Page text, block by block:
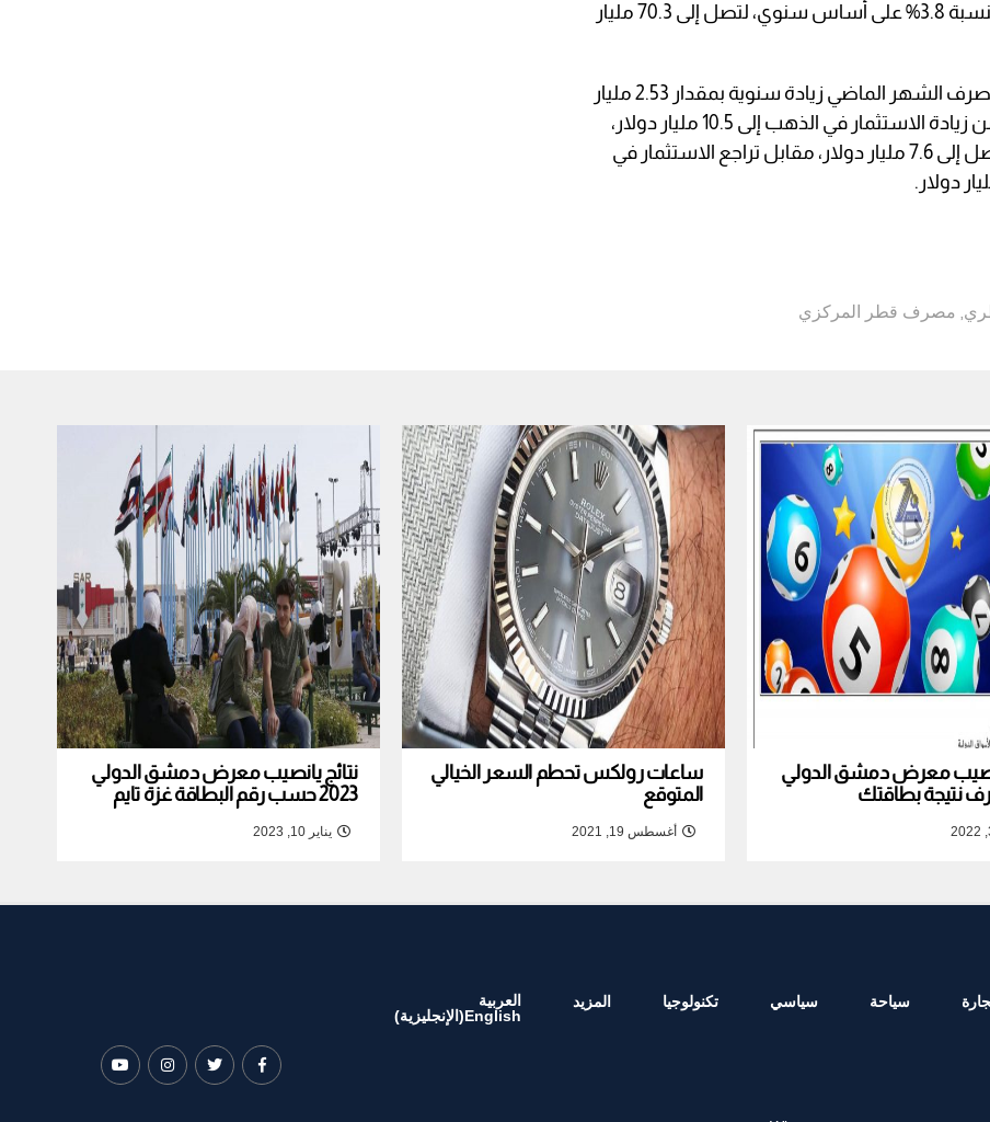
المركزي في شهر فبراير شباط 2025 بنسبة 3.8% على أساس سنوي، لتصل إلى 70.3 مليار
كما وسجلت الاحتياطيات الرسمية للمصرف الشهر الماضي زيادة سنوية بمقدار 2.53 مليار
دولار، لتصل إلى 54 مليار دولار، بدعم من زيادة الاستثمار في الذهب إلى 10.5 مليار دولار،
وزيادة الأرصدة لدى البنوك الأجنبية لتصل إلى 7.6 مليار دولار، مقابل تراجع الاستثمار في
, مصرف قطر المركزي
معرض دمشق الدولي
ساعات رولكس تحطم السعر الخيالي
المتوقع
أغسطس 19, 2021
نتائج يانصيب معرض دمشق الدولي
2023 حسب رقم البطاقة غزة تايم
يناير 10, 2023
سياحة سياسي تكنولوجيا المزيد
العربية
English
( الإنجليزية)